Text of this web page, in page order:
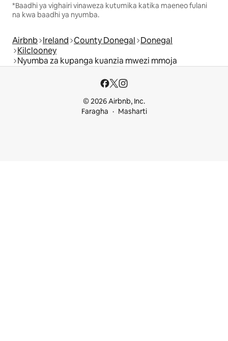
*Baadhi ya vighairi vinaweza kutumika katika maeneo fulani
na kwa baadhi ya nyumba.
Airbnb Ireland County Donegal Donegal
Kilclooney
Nyumba za kupanga kuanzia mwezi mmoja
© 2026 Airbnb, Inc.
Faragha
Masharti